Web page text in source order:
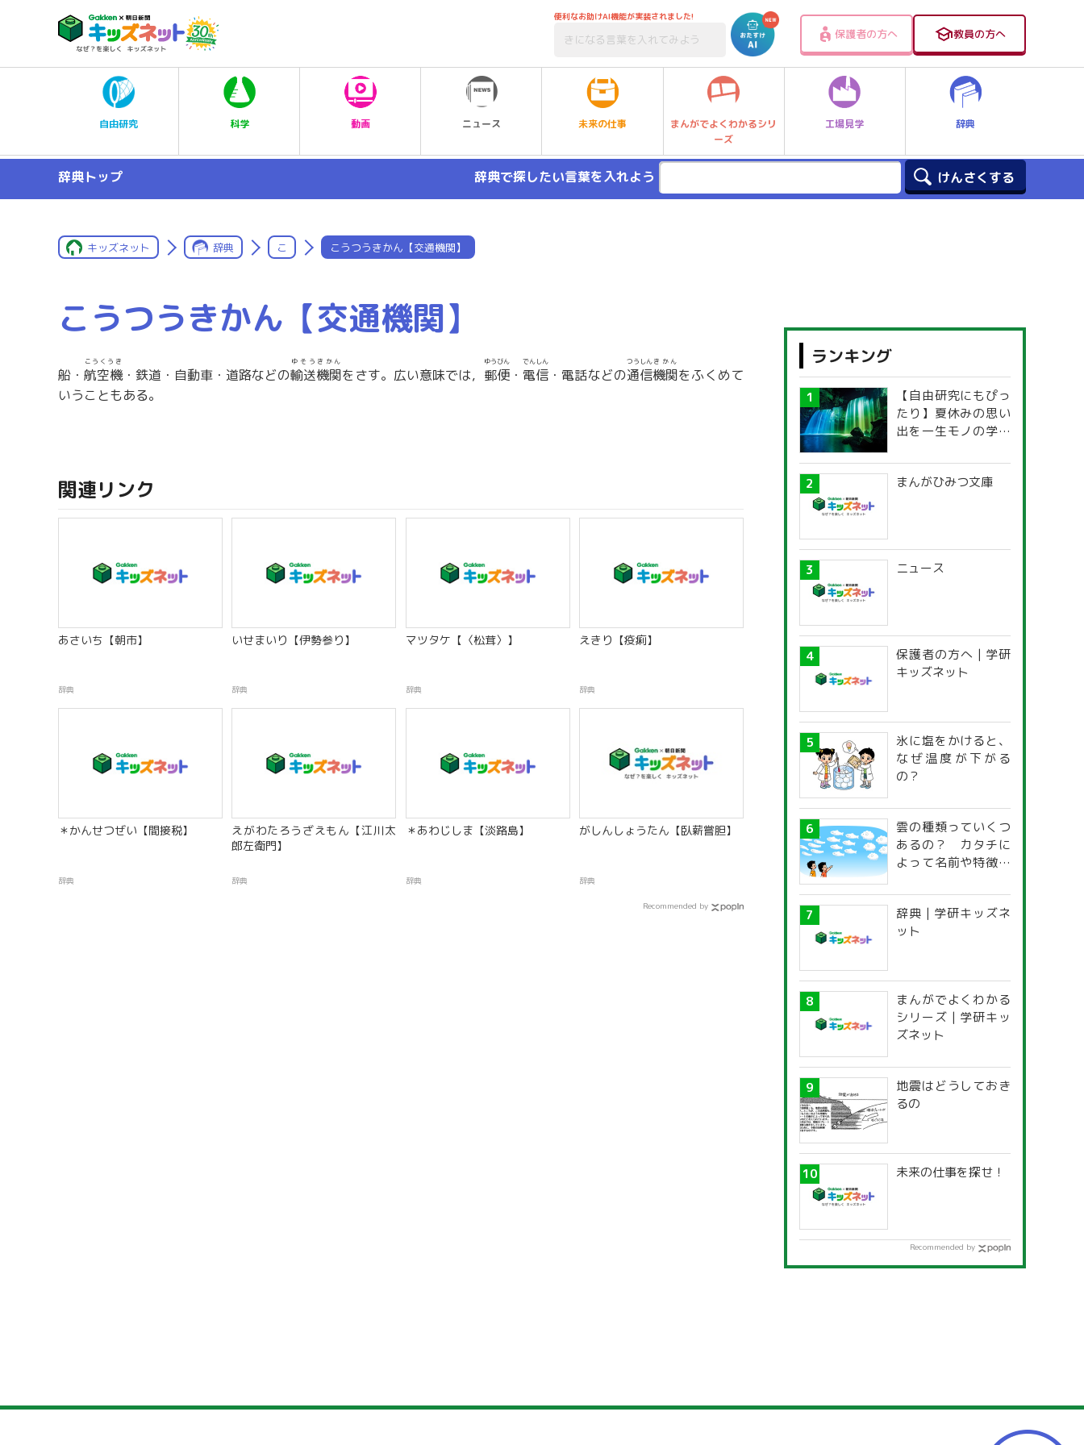
便利なお助けAI機能が実装されました!
保護者の方へ 教員の方へ
自由研究 科学 動画 ニュース 未来の仕事
まんがでよくわかるシリ
ーズ
工場見学 辞典
辞典トップ 辞典で探したい言葉を入れよう
キッズネット 辞典 こ こうつうきかん【交通機関】
こうつうきかん【交通機関】
船・ 航空機
こうくうき
・鉄道・自動車・道路などの輸送機関
ゆそうきかん
をさす。広い意味では， 郵便
ゆうびん
・ 電信
でんしん
・電話などの通信
つうしん
機関
きかん
をふくめて
いうこともある。
関連リンク
あさいち【朝市】
辞典
いせまいり【伊勢参り】
辞典
マツタケ【〈松茸〉】
辞典
えきり【疫痢】
辞典
＊かんせつぜい【間接税】
辞典
えがわたろうざえもん【江川太
郎左衛門】
辞典
＊あわじしま【淡路島】
辞典
がしんしょうたん【臥薪嘗胆】
辞典
Recommended by
ランキング
【自由研究にもぴっ
たり】夏休みの思い
出を一生モノの学び
探究ガイド
まんがひみつ文庫
ニュース
保護者の方へ | 学研
キッズネット
氷に塩をかけると、
なぜ温度が下がる
の？
雲の種類っていくつ
あるの？ カタチに
よって名前や特徴が
辞典 | 学研キッズネ
ット
まんがでよくわかる
シリーズ | 学研キッ
ズネット
地震はどうしておき
るの
未来の仕事を探せ！
Recommended by